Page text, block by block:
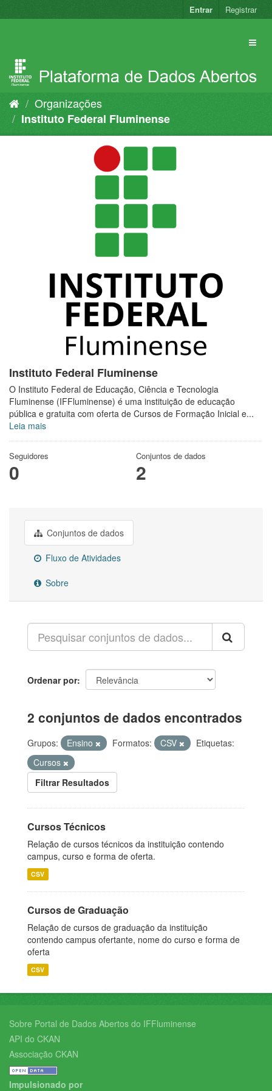
para
Entrar Registrar
Organizações
Instituto Federal Fluminense
Instituto Federal Fluminense
O Instituto Federal de Educação, Ciência e Tecnologia
Fluminense (IFFluminense) é uma instituição de educação
pública e gratuita com oferta de Cursos de Formação Inicial e...
Leia mais
Seguidores
0
Conjuntos de dados
2
Conjuntos de dados
Fluxo de Atividades
Sobre
Ordenar por
2 conjuntos de dados encontrados
Grupos: Ensino Formatos: CSV
Etiquetas:
Cursos
Filtrar Resultados
Cursos Técnicos
Relação de cursos técnicos da instituição contendo
campus, curso e forma de oferta.
CSV
Cursos de Graduação
Relação de cursos de graduação da instituição
contendo campus ofertante, nome do curso e forma de
oferta
CSV
Sobre Portal de Dados Abertos do IFFluminense
API do CKAN
Associação CKAN
Impulsionado por